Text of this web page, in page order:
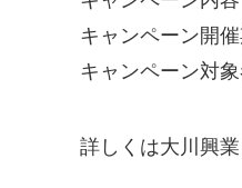
キャンペーン開
キャンペーン対
詳しくは大川興